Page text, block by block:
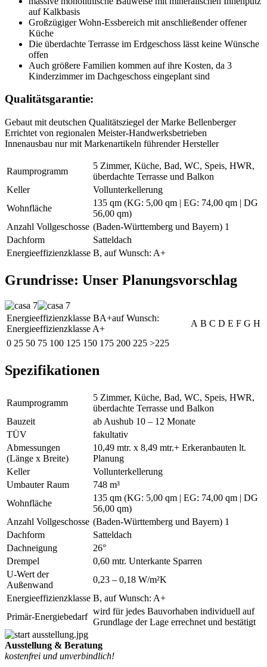
auf Kalkbasis
Großzügiger Wohn-Essbereich mit anschließender offener
Küche
Die überdachte Terrasse im Erdgeschoss lässt keine Wünsche
offen
Auch größere Familien kommen auf ihre Kosten, da 3
Kinderzimmer im Dachgeschoss eingeplant sind
Qualitätsgarantie:
Gebaut mit deutschen Qualitätsziegel der Marke Bellenberger
Errichtet von regionalen Meister-Handwerksbetrieben
Innenausbau nur mit Markenartikeln führender Hersteller
Raumprogramm
5 Zimmer, Küche, Bad, WC, Speis, HWR,
überdachte Terrasse und Balkon
Keller
Vollunterkellerung
Wohnfläche
135 qm (KG: 5,00 qm | EG: 74,00 qm | DG
56,00 qm)
Anzahl Vollgeschosse (Baden-Württemberg und Bayern) 1
Dachform
Satteldach
Energieeffizienzklasse B, auf Wunsch: A+
Grundrisse: Unser Planungsvorschlag
Energieeffizienzklasse BA+auf Wunsch:
Energieeffizienzklasse A+
A B C D E F G H
0 25 50 75 100 125 150 175 200 225 >225
Spezifikationen
Raumprogramm
5 Zimmer, Küche, Bad, WC, Speis, HWR,
überdachte Terrasse und Balkon
Bauzeit
ab Aushub 10 – 12 Monate
TÜV
fakultativ
Abmessungen
(Länge x Breite)
10,49 mtr. x 8,49 mtr.+ Erkeranbauten lt.
Planung
Keller
Vollunterkellerung
Umbauter Raum
748 m³
Wohnfläche
135 qm (KG: 5,00 qm | EG: 74,00 qm | DG
56,00 qm)
Anzahl Vollgeschosse (Baden-Württemberg und Bayern) 1
Dachform
Satteldach
Dachneigung
26°
Drempel
0,60 mtr. Unterkante Sparren
U-Wert der
Außenwand
0,23 – 0,18 W/m²K
Energieeffizienzklasse B, auf Wunsch: A+
Primär-Energiebedarf
wird für jedes Bauvorhaben individuell auf
Grundlage der Lage errechnet und bestätigt
Ausstellung & Beratung
kostenfrei und unverbindlich!